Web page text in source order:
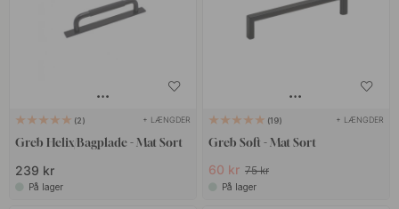
2 + LÆNGDER
Greb Helix/Bagplade - Mat Sort
239 kr
På lager
19 + LÆNGDER
Greb Soft - Mat Sort
60 kr 75 kr
På lager